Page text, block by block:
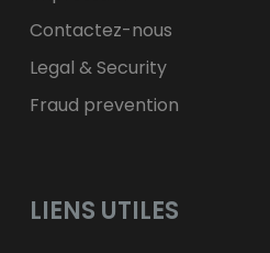
Contactez-nous
Legal & Security
Fraud prevention
LIENS UTILES